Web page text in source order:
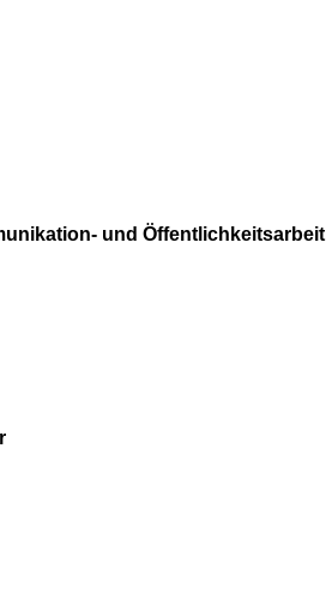
und Öffentlichkeitsarbeit